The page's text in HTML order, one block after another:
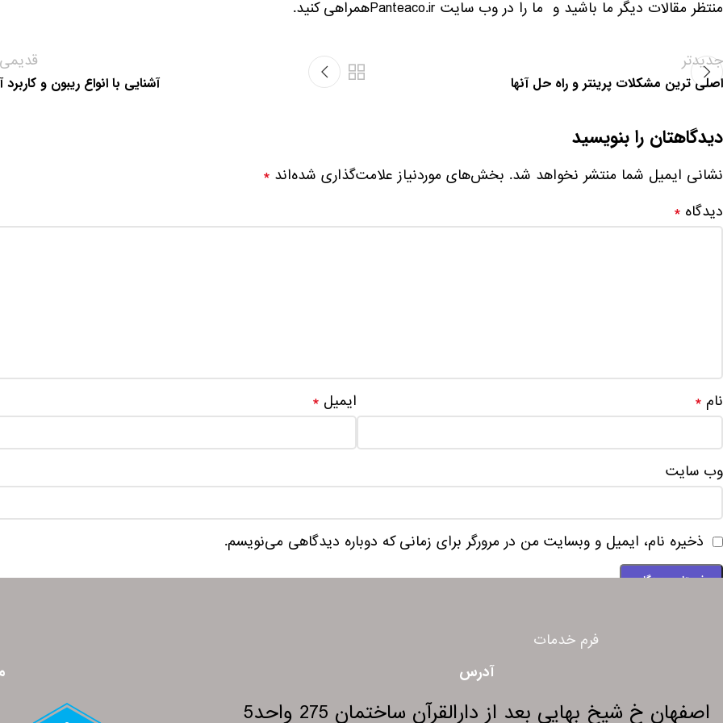
منتظر مقالات دیگر ما باشید و ما را در وب سایت Panteaco.irهمراهی کنید.
جدیدتر
اصلی ترین مشکلات پرینتر و راه حل آنها آشنایی با انواع ریبون و کاربرد
دیدگاهتان را بنویسید
نشانی ایمیل شما منتشر نخواهد شد. بخش‌های موردنیاز علامت‌گذاری شده‌اند *
دیدگاه *
نام * ایمیل*
وب‌ سایت
ذخیره نام، ایمیل و وبسایت من در مرورگر برای زمانی که دوباره دیدگاهی می‌نویسم.
فرم خدمات
آدرس
اصفهان خ شیخ بهایی بعد از دارالقرآن ساختمان 275 واحد5